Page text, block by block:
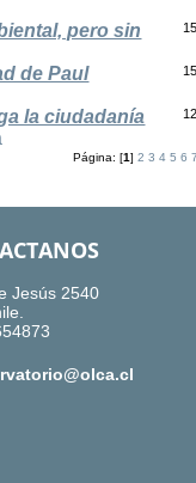
pero sin
de Paul
la ciudadanía
Página: [1] 2 3 4 5 6 7
Jesús 2540